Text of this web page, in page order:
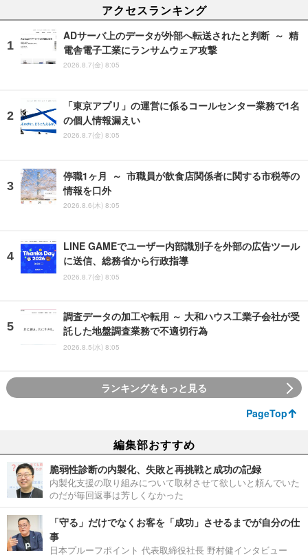
アクセスランキング
ADサーバ上のデータが外部へ転送されたと判断 ～ 精
電舎電子工業にランサムウェア攻撃
2026.8.7(金) 8:05
「東京アプリ」の運営に係るコールセンター業務で1名
の個人情報漏えい
2026.8.7(金) 8:05
停職1ヶ月 ～ 市職員が飲食店関係者に関する市税等の
情報を口外
2026.8.6(木) 8:05
LINE GAMEでユーザー内部識別子を外部の広告ツール
に送信、総務省から行政指導
2026.8.7(金) 8:05
調査データの加工や転用 ～ 大和ハウス工業子会社が受
託した地盤調査業務で不適切行為
2026.8.5(水) 8:05
ランキングをもっと見る
PageTop
編集部おすすめ
脆弱性診断の内製化、失敗と再挑戦と成功の記録
内製化支援の取り組みについて取材させて欲しいと頼んでいた
のだが毎回返事は芳しくなかった
「守る」だけでなくお客を「成功」させるまでが自分の仕
事
日本プルーフポイント 代表取締役社長 野村健インタビュー